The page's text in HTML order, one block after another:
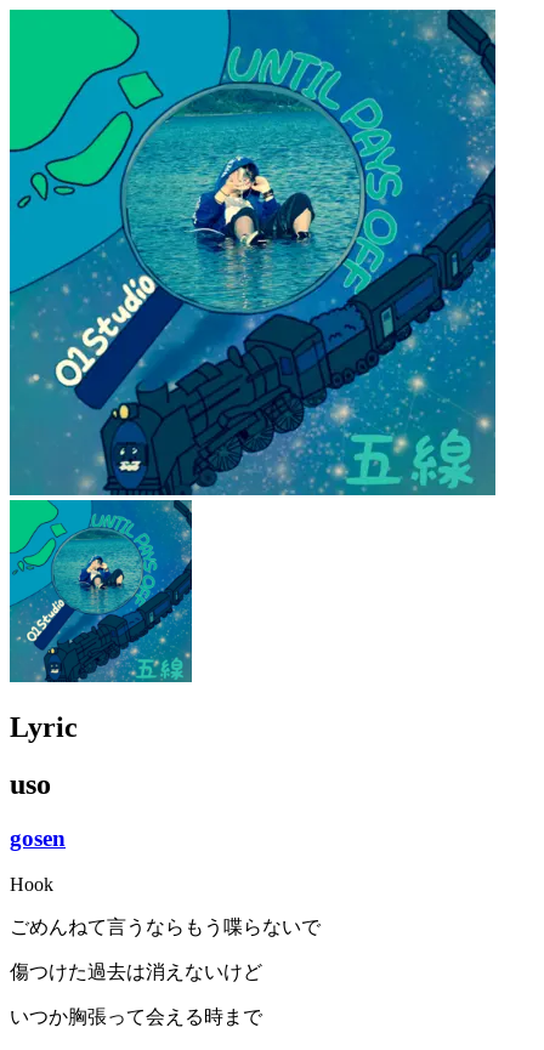
Lyric
uso
gosen
Hook
ごめんねて言うならもう喋らないで
傷つけた過去は消えないけど
いつか胸張って会える時まで